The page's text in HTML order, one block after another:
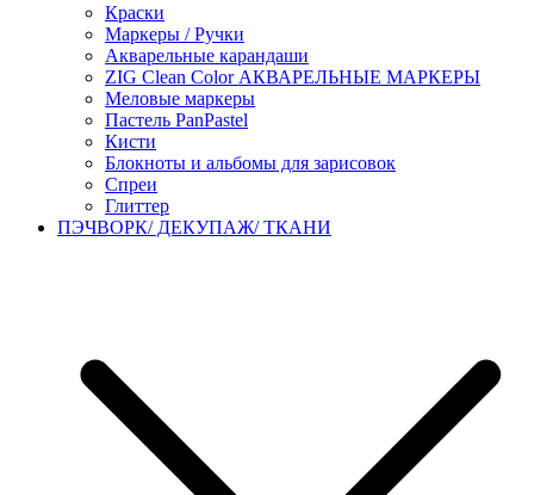
Краски
Маркеры / Ручки
Акварельные карандаши
ZIG Clean Color АКВАРЕЛЬНЫЕ МАРКЕРЫ
Меловые маркеры
Пастель PanPastel
Кисти
Блокноты и альбомы для зарисовок
Спреи
Глиттер
ПЭЧВОРК/ ДЕКУПАЖ/ ТКАНИ